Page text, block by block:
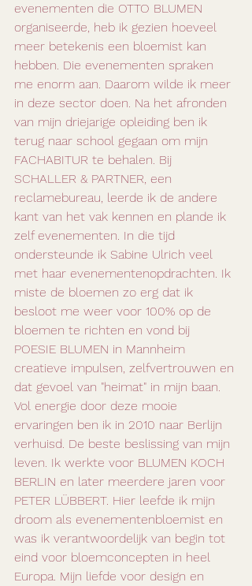
evenementen die OTTO BLUMEN
organiseerde, heb ik gezien hoeveel
meer betekenis een bloemist kan
hebben. Die evenementen spraken
me enorm aan. Daarom wilde ik meer
in deze sector doen. Na het afronden
van mijn driejarige opleiding ben ik
terug naar school gegaan om mijn
FACHABITUR te behalen. Bij
SCHALLER & PARTNER, een
reclamebureau, leerde ik de andere
kant van het vak kennen en plande ik
zelf evenementen. In die tijd
ondersteunde ik Sabine Ulrich veel
met haar evenementenopdrachten. Ik
miste de bloemen zo erg dat ik
besloot me weer voor 100% op de
bloemen te richten en vond bij
POESIE BLUMEN in Mannheim
creatieve impulsen, zelfvertrouwen en
dat gevoel van "heimat" in mijn baan.
Vol energie door deze mooie
ervaringen ben ik in 2010 naar Berlijn
verhuisd. De beste beslissing van mijn
leven. Ik werkte voor BLUMEN KOCH
BERLIN en later meerdere jaren voor
PETER LÜBBERT. Hier leefde ik mijn
droom als evenementenbloemist en
was ik verantwoordelijk van begin tot
eind voor bloemconcepten in heel
Europa. Mijn liefde voor design en